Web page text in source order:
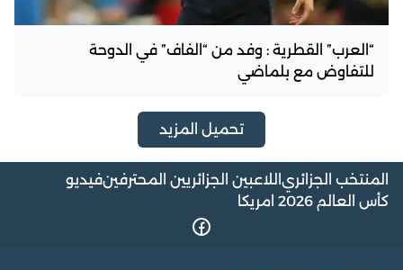
“العرب” القطرية : وفد من “الفاف” في الدوحة
للتفاوض مع بلماضي
تحميل المزيد
المنتخب الجزائري اللاعبين الجزائريين المحترفينفيديو
كأس العالم 2026 امريكا